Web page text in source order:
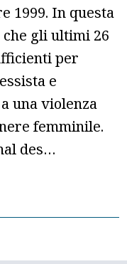
1999. In questa
gli ultimi 26
per
e
una violenza
femminile.
des…